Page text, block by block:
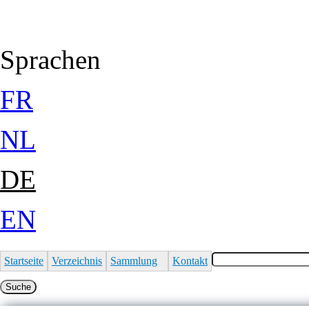
Sprachen
FR
NL
DE
EN
Startseite Verzeichnis Sammlung Kontakt